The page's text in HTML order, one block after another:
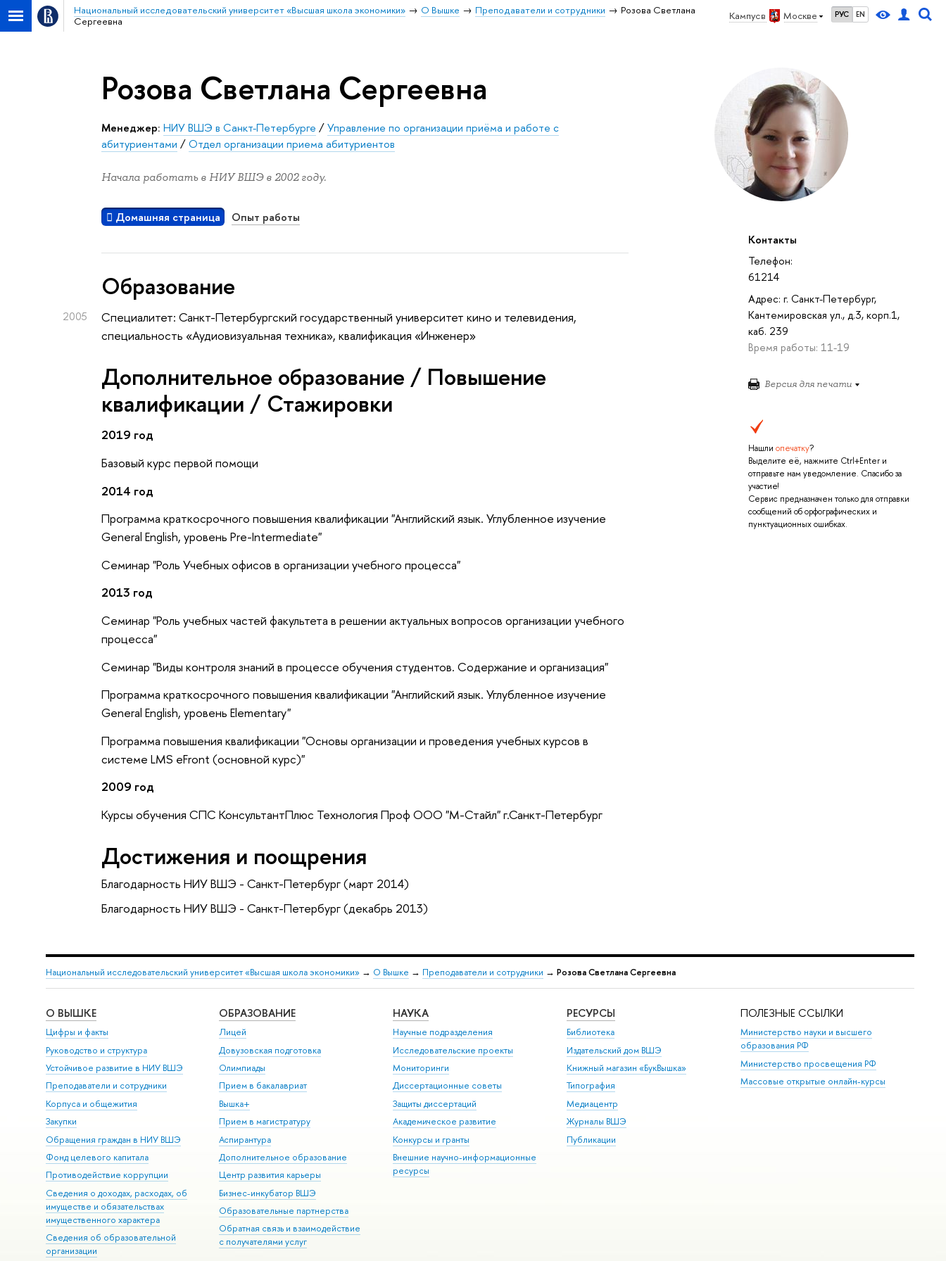
Кампус в Москве РУС EN
Национальный исследовательский университет «Высшая школа экономики» О Вышке Преподаватели и сотрудники
Розова Светлана
Сергеевна
Контакты
Телефон:
61214
Адрес: г. Санкт-Петербург,
Кантемировская ул., д.3, корп.1,
каб. 239
Время работы: 11-19
Версия для печати
Нашли опечатку?
Выделите её, нажмите Ctrl+Enter и
отправьте нам уведомление. Спасибо за
участие!
Сервис предназначен только для отправки
сообщений об орфографических и
пунктуационных ошибках.
Розова Светлана Сергеевна
Менеджер: НИУ ВШЭ в Санкт-Петербурге /Управление по организации приёма и работе с
абитуриентами /Отдел организации приема абитуриентов
Начала работать в НИУ ВШЭ в 2002 году.
Домашняя страница Опыт работы
Oбразование
2005
Специалитет: Санкт-Петербургский государственный университет кино и телевидения,
специальность «Аудиовизуальная техника», квалификация «Инженер»
Дополнительное образование / Повышение
квалификации / Стажировки
2019 год
Базовый курс первой помощи
2014 год
Программа краткосрочного повышения квалификации "Английский язык. Углубленное изучение
General English, уровень Pre-Intermediate"
Семинар "Роль Учебных офисов в организации учебного процесса"
2013 год
Семинар "Роль учебных частей факультета в решении актуальных вопросов организации учебного
процесса"
Семинар "Виды контроля знаний в процессе обучения студентов. Содержание и организация"
Программа краткосрочного повышения квалификации "Английский язык. Углубленное изучение
General English, уровень Elementary"
Программа повышения квалификации "Основы организации и проведения учебных курсов в
системе LMS eFront (основной курс)"
2009 год
Курсы обучения СПС КонсультантПлюс Технология Проф ООО "М-Стайл" г.Санкт-Петербург
Достижения и поощрения
Благодарность НИУ ВШЭ - Санкт-Петербург (март 2014)
Благодарность НИУ ВШЭ - Санкт-Петербург (декабрь 2013)
Национальный исследовательский университет «Высшая школа экономики» → О Вышке → Преподаватели и сотрудники → Розова Светлана Сергеевна
О ВЫШКЕ
Цифры и факты
Руководство и структура
Устойчивое развитие в НИУ ВШЭ
Преподаватели и сотрудники
Корпуса и общежития
Закупки
Обращения граждан в НИУ ВШЭ
Фонд целевого капитала
Противодействие коррупции
Сведения о доходах, расходах, об
имуществе и обязательствах
имущественного характера
Сведения об образовательной
организации
ОБРАЗОВАНИЕ
Лицей
Довузовская подготовка
Олимпиады
Прием в бакалавриат
Вышка+
Прием в магистратуру
Аспирантура
Дополнительное образование
Центр развития карьеры
Бизнес-инкубатор ВШЭ
Образовательные партнерства
Обратная связь и взаимодействие
с получателями услуг
НАУКА
Научные подразделения
Исследовательские проекты
Мониторинги
Диссертационные советы
Защиты диссертаций
Академическое развитие
Конкурсы и гранты
Внешние научно-информационные
ресурсы
РЕСУРСЫ
Библиотека
Издательский дом ВШЭ
Книжный магазин «БукВышка»
Типография
Медиацентр
Журналы ВШЭ
Публикации
ПОЛЕЗНЫЕ ССЫЛКИ
Министерство науки и высшего
образования РФ
Министерство просвещения РФ
Массовые открытые онлайн-курсы